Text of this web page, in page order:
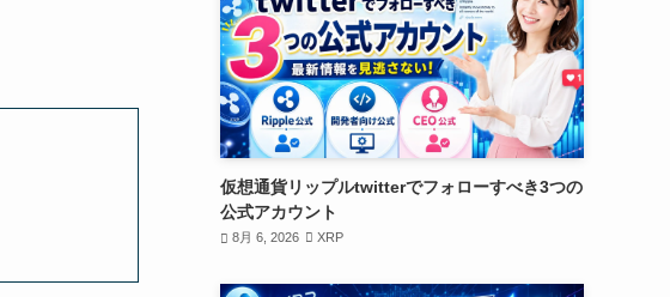
仮想通貨リップルtwitterでフォローすべき3つの
公式アカウント
8月 6, 2026 XRP